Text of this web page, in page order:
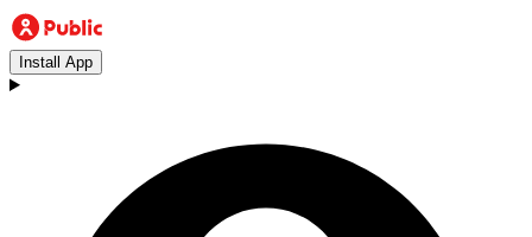
Install App